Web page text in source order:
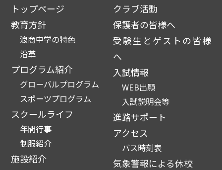
トップページ
教育方針
浪商中学の特色
沿革
プログラム紹介
グローバルプログラム
スポーツプログラム
スクールライフ
年間行事
制服紹介
施設紹介
クラブ活動
保護者の皆様へ
受験生とゲストの皆様
へ
入試情報
WEB出願
入試説明会等
進路サポート
アクセス
バス時刻表
気象警報による休校